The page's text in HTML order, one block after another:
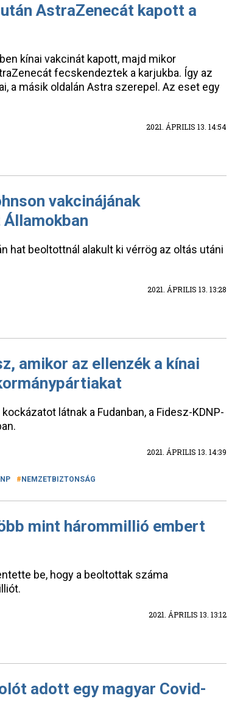
AstraZenecát kapott a
kínai vakcinát kapott, majd mikor
fecskendeztek a karjukba. Így az
a másik oldalán Astra szerepel. Az eset egy
2021. ÁPRILIS 13. 14:54
vakcinájának
hat beoltottnál alakult ki vérrög az oltás utáni
2021. ÁPRILIS 13. 13:28
amikor az ellenzék a kínai
látnak a Fudanban, a Fidesz-KDNP-
2021. ÁPRILIS 13. 14:39
NEMZETBIZTONSÁG
mint hárommillió embert
be, hogy a beoltottak száma
2021. ÁPRILIS 13. 13:12
adott egy magyar Covid-